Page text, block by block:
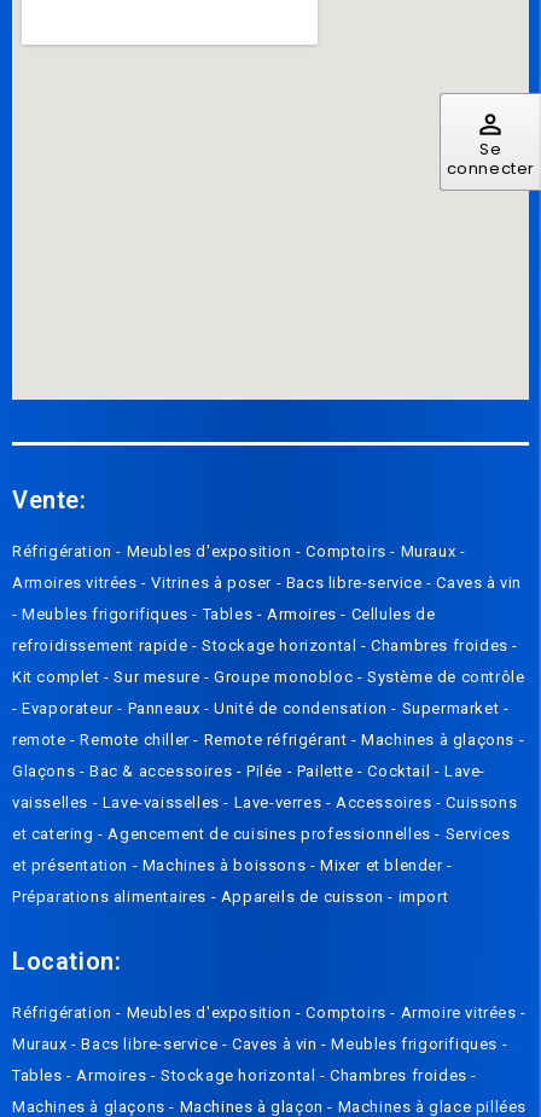
perm_identity
Se
connecter
Vente:
Réfrigération - Meubles d'exposition -Comptoirs- Muraux -
Armoires vitrées-Vitrines à poser - Bacs libre-service-Caves à vin
-Meubles frigorifiques-Tables - Armoires- Cellules de
refroidissement rapide -Stockage horizontal-Chambres froides-
Kit complet-Sur mesure-Groupe monobloc -Système de contrôle
-Evaporateur- Panneaux-Unité de condensation- Supermarket -
remote-Remote chiller- Remote réfrigérant-Machines à glaçons -
Glaçons -Bac & accessoires -Pilée - Pailette-Cocktail -Lave-
vaisselles - Lave-vaisselles- Lave-verres - Accessoires-Cuissons
et catering- Agencement de cuisines professionnelles- Services
et présentation - Machines à boissons -Mixer et blender-
Préparations alimentaires - Appareils de cuisson- import
Location:
Réfrigération- Meubles d'exposition-Comptoirs- Armoire vitrées-
Muraux-Bacs libre-service -Caves à vin-Meubles frigorifiques -
Tables- Armoires -Stockage horizontal-Chambres froides-
Machines à glaçons- Machines à glaçon- Machines à glace pillées